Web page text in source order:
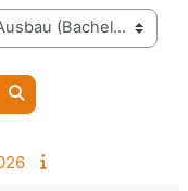
Kurse suchen